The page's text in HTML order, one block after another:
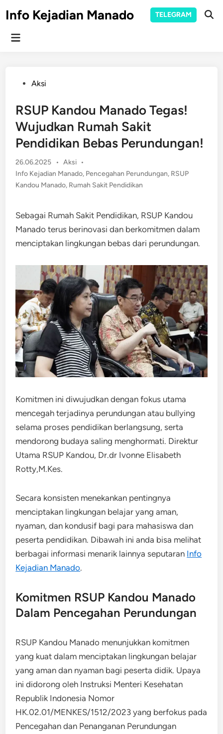
toInfo Kejadian Manado TELEGRAM
Main
PostedAksi
RSUP Kandou Manado Tegas!
Wujudkan Rumah Sakit
Pendidikan Bebas Perundungan!
26.06.2025 • Posted
in
Aksi •
Info Kejadian Manado, Pencegahan Perundungan, RSUP
Kandou Manado, Rumah Sakit Pendidikan
Sebagai Rumah Sakit Pendidikan, RSUP Kandou
Manado terus berinovasi dan berkomitmen dalam
menciptakan lingkungan bebas dari perundungan.
Komitmen ini diwujudkan dengan fokus utama
mencegah terjadinya perundungan atau bullying
selama proses pendidikan berlangsung, serta
mendorong budaya saling menghormati. Direktur
Utama RSUP Kandou, Dr.dr Ivonne Elisabeth
Rotty,M.Kes.
Secara konsisten menekankan pentingnya
menciptakan lingkungan belajar yang aman,
nyaman, dan kondusif bagi para mahasiswa dan
peserta pendidikan. Dibawah ini anda bisa melihat
berbagai informasi menarik lainnya seputaran Info
Kejadian Manado.
Komitmen RSUP Kandou Manado
Dalam Pencegahan Perundungan
RSUP Kandou Manado menunjukkan komitmen
yang kuat dalam menciptakan lingkungan belajar
yang aman dan nyaman bagi peserta didik. Upaya
ini didorong oleh Instruksi Menteri Kesehatan
Republik Indonesia Nomor
HK.02.01/MENKES/1512/2023 yang berfokus pada
Pencegahan dan Penanganan Perundungan